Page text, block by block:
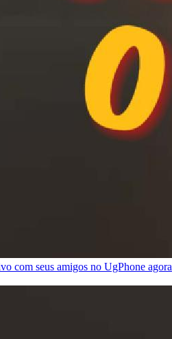
com seus amigos no UgPhone agora